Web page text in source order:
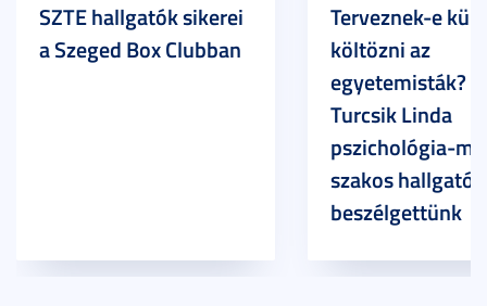
SZTE hallgatók sikerei
a Szeged Box Clubban
Terveznek-e
költözni az
egyetemisták? –
Turcsik Linda
pszichológia-
szakos
beszélgettünk